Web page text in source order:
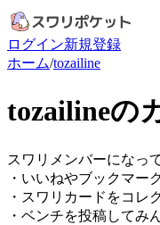
ログイン新規登録
ホーム/tozailine
tozailineの
スワリメンバーになっ
・ いいねやブックマー
・ スワリカードをコレ
・ ベンチを投稿してみ